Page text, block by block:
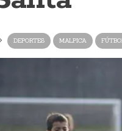
DEPORTES MALPICA